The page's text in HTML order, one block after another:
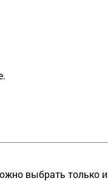
выбрать только